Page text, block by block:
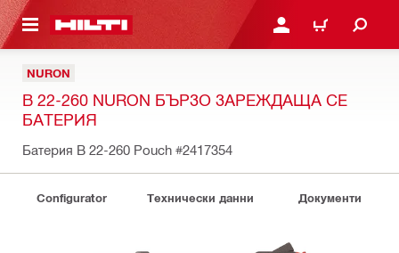
СЪДЪРЖАНИЕ ВЛЕЗ ИЛИ СЕ
КОЛИЧКА
NURON
B 22-260 NURON БЪРЗО ЗАРЕЖДАЩА СЕ
БАТЕРИЯ
Батерия B 22-260 Pouch #2417354
Configurator Технически данни Документи